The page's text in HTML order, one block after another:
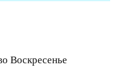
Воскресенье